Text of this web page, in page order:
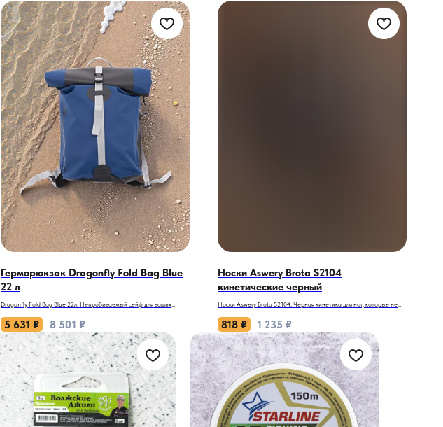
Герморюкзак Dragonfly Fold Bag Blue
22 л
Dragonfly Fold Bag Blue 22л: Непробиваемый сейф для ваших
Когда ливень заливает рюкзак, а грязь норовит испортить
снаряжение — этот герморюкзак станет вашей броней. Fold Bag
Blue 22л — не просто сумка, а технологичный кокон для тех, кто
идет до конца, несмотря на стихию.
Почему он покорит сердце путешественника?
- Броня из ПВХ: Литое дно и спинка выдержат удары камней,
трение о лодку или падения в грязь. Водонепроницаемость — как у
подлодки!
- Герметичность на замке: Молния + скрутка + фастекс. Тройная
защита от воды, пыли и любопытных насекомых.
5 631 ₽ 8 501 ₽
Носки Aswery Brota S2104
кинетические черный
Носки Aswery Brota S2104: Черная кинетика для ног, которые не
Представьте, что ваши ступни облачены в мини-реакторы, которые
работают 24/7: греют, дышат и отводят влагу, как заправские
спецагенты. Знакомьтесь — термоноски Aswery Brota в черном
цвете. Это не просто носки, а ваш личный климат-контроль для ног.
Холодно? Жарко? Брота уже в деле!
Почему Brota?
— Материал-инноватор: Полипропилен (влагу в бегство!) +
полиамид (прочность ниндзя). Формула идеальна, как кофе с утра:
мягче облака, легче пера, а держится — будто пришит к ноге.
— Технология «Сухие штаны»: Быстрое отведение влаги — потеете
818 ₽ 1 235 ₽